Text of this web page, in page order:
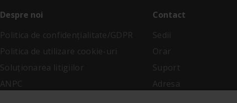
Despre noi
Politica de confidenţialitate/GDPR
Politica de utilizare cookie-uri
Soluționarea litigiilor
ANPC
Contact
Sedii
Orar
Suport
Adresa